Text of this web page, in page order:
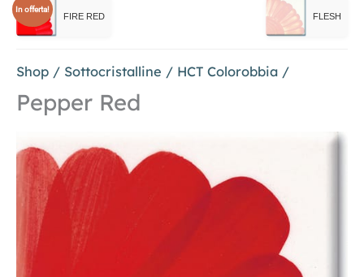
In offerta!
FIRE RED FLESH
Shop / Sottocristalline / HCT Colorobbia /
Pepper Red